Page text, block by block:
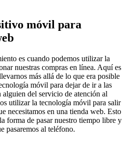
móvil para
es cuando podemos utilizar la
nuestras compras en línea. Aquí es
más allá de lo que era posible
móvil para dejar de ir a las
del servicio de atención al
utilizar la tecnología móvil para salir
necesitamos en una tienda web. Esto
forma de pasar nuestro tiempo libre y
pasaremos al teléfono.